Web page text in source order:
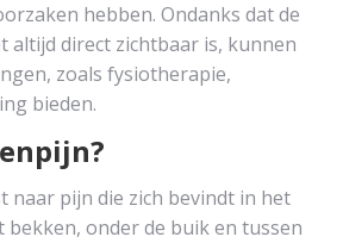
hebben. Ondanks dat de
altijd direct zichtbaar is, kunnen
zoals fysiotherapie,
bieden.
naar pijn die zich bevindt in het
bekken, onder de buik en tussen